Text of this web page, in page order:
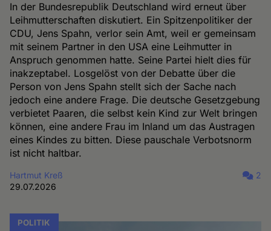
In der Bundesrepublik Deutschland wird erneut über
Leihmutterschaften diskutiert. Ein Spitzenpolitiker der
CDU, Jens Spahn, verlor sein Amt, weil er gemeinsam
mit seinem Partner in den USA eine Leihmutter in
Anspruch genommen hatte. Seine Partei hielt dies für
inakzeptabel. Losgelöst von der Debatte über die
Person von Jens Spahn stellt sich der Sache nach
jedoch eine andere Frage. Die deutsche Gesetzgebung
verbietet Paaren, die selbst kein Kind zur Welt bringen
können, eine andere Frau im Inland um das Austragen
eines Kindes zu bitten. Diese pauschale Verbotsnorm
ist nicht haltbar.
Hartmut Kreß
29.07.2026
2
POLITIK